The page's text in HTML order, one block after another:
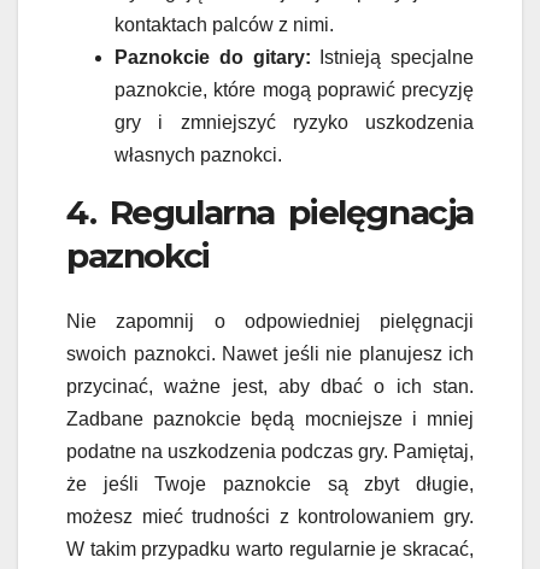
kontaktach palców z nimi.
Paznokcie do gitary: Istnieją specjalne
paznokcie, które mogą poprawić precyzję
gry i zmniejszyć ryzyko uszkodzenia
własnych paznokci.
4. Regularna pielęgnacja
paznokci
Nie zapomnij o odpowiedniej pielęgnacji
swoich paznokci. Nawet jeśli nie planujesz ich
przycinać, ważne jest, aby dbać o ich stan.
Zadbane paznokcie będą mocniejsze i mniej
podatne na uszkodzenia podczas gry. Pamiętaj,
że jeśli Twoje paznokcie są zbyt długie,
możesz mieć trudności z kontrolowaniem gry.
W takim przypadku warto regularnie je skracać,